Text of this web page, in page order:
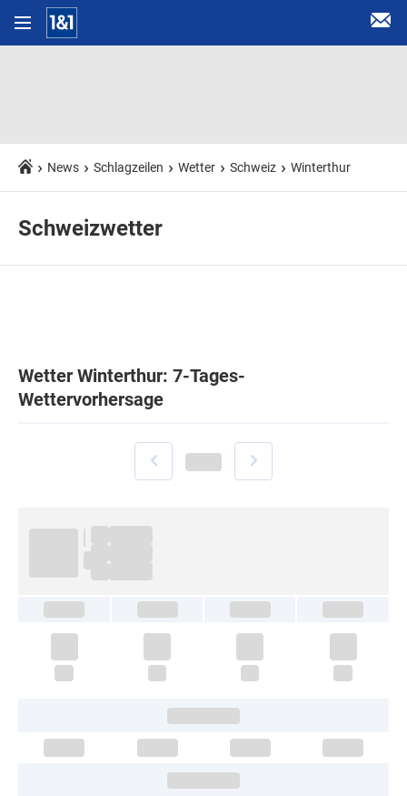
News Schlagzeilen Wetter Schweiz Winterthur
Schweizwetter
Wetter Winterthur: 7-Tages-
Wettervorhersage